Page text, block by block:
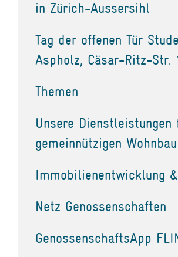
in Zürich-Aussersihl
Tag der offenen Tür
Aspholz, Cäsar-Ritz-Str.
Themen
Unsere Dienstleistungen
gemeinnützigen Wohnbau
Immobilienentwicklung
Netz Genossenschaften
GenossenschaftsApp